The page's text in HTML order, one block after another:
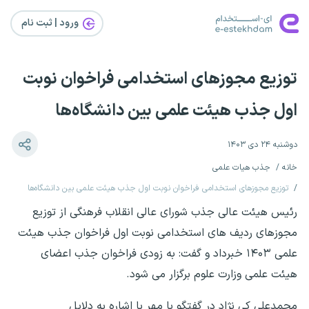
ورود | ثبت‌ نام
توزیع مجوزهای استخدامی فراخوان نوبت
اول جذب هیئت علمی بین دانشگاه‌ها
دوشنبه ۲۴ دی ۱۴۰۳
خانه
جذب هیات علمی
توزیع مجوزهای استخدامی فراخوان نوبت اول جذب هیئت علمی بین دانشگاه‌ها
رئیس هیئت عالی جذب شورای عالی انقلاب فرهنگی از توزیع
مجوزهای ردیف های استخدامی نوبت اول فراخوان جذب هیئت
علمی ۱۴۰۳ خبرداد و گفت: به زودی فراخوان جذب اعضای
هیئت علمی وزارت علوم برگزار می شود.